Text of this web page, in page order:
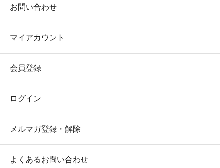
お問い合わせ
マイアカウント
会員登録
ログイン
メルマガ登録・解除
よくあるお問い合わせ